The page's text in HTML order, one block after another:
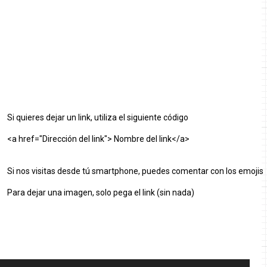
Si quieres dejar un link, utiliza el siguiente código
<a href="Dirección del link"> Nombre del link</a>
Si nos visitas desde tú smartphone, puedes comentar con los emojis
Para dejar una imagen, solo pega el link (sin nada)